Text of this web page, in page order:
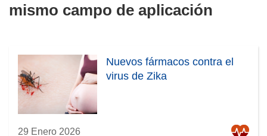
mismo campo de aplicación
Nuevos fármacos contra el
virus de Zika
29 Enero 2026